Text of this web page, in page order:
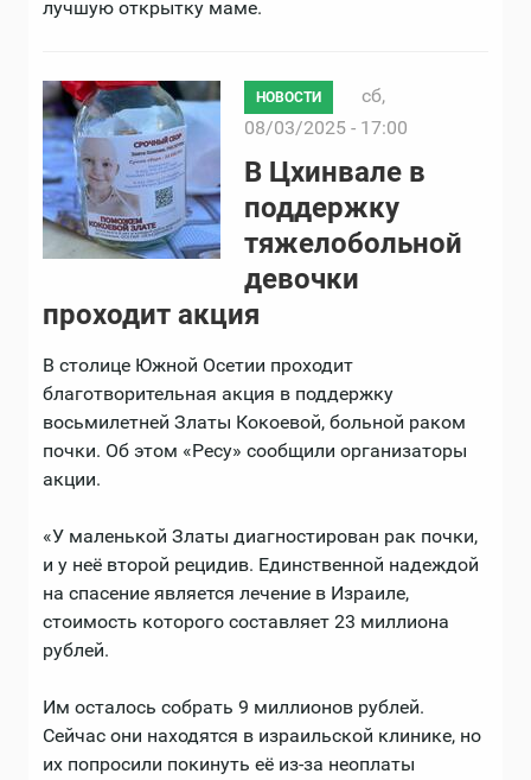
лучшую открытку маме.
НОВОСТИ
сб,
08/03/2025 - 17:00
В Цхинвале в
поддержку
тяжелобольной
девочки
проходит акция
В столице Южной Осетии проходит
благотворительная акция в поддержку
восьмилетней Златы Кокоевой, больной раком
почки. Об этом «Ресу» сообщили организаторы
акции.
«У маленькой Златы диагностирован рак почки,
и у неё второй рецидив. Единственной надеждой
на спасение является лечение в Израиле,
стоимость которого составляет 23 миллиона
рублей.
Им осталось собрать 9 миллионов рублей.
Сейчас они находятся в израильской клинике, но
их попросили покинуть её из-за неоплаты